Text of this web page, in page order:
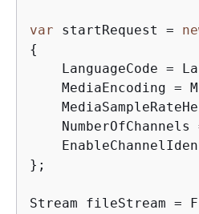
var startRequest =
{
LanguageCode =
MediaEncoding =
NumberOfChannels
};
Stream fileStream =